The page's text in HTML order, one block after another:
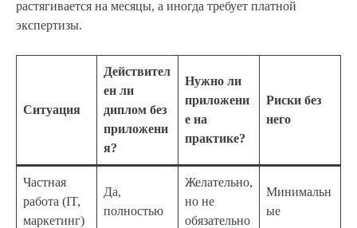
растягивается на месяцы, а иногда требует платной
экспертизы.
Ситуация
Действител
ен ли
диплом без
приложени
я?
Нужно ли
приложени
е на
практике?
Риски без
него
Частная
работа (IT,
маркетинг)
Да,
полностью
Желательно,
но не
обязательно
Минимальн
ые